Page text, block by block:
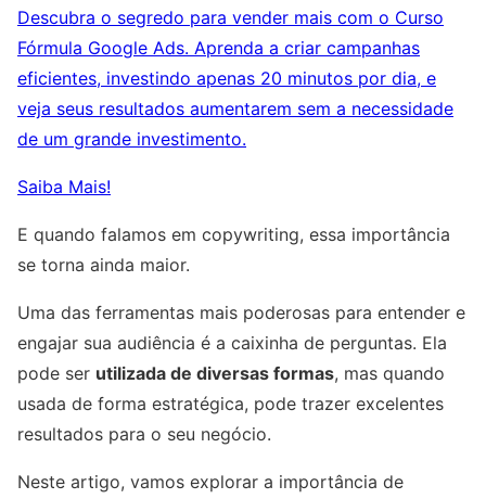
Descubra o segredo para vender mais com o Curso
Fórmula Google Ads. Aprenda a criar campanhas
eficientes, investindo apenas 20 minutos por dia, e
veja seus resultados aumentarem sem a necessidade
de um grande investimento.
Saiba Mais!
E quando falamos em copywriting, essa importância
se torna ainda maior.
Uma das ferramentas mais poderosas para entender e
engajar sua audiência é a caixinha de perguntas. Ela
pode ser utilizada de diversas formas, mas quando
usada de forma estratégica, pode trazer excelentes
resultados para o seu negócio.
Neste artigo, vamos explorar a importância de